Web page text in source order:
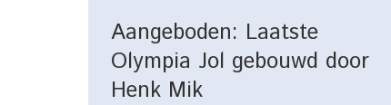
Aangeboden: Laatste
Olympia Jol gebouwd door
Henk Mik